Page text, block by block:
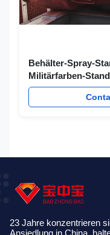
Behälter-Spray-
Militärfarben-
Militärfarbe
23 Jahre konzentrieren